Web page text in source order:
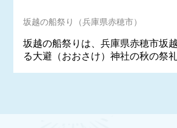
坂越の船祭り（兵庫県赤穂市）
坂越の船祭りは、兵庫県赤穂市坂
る大避（おおさけ）神社の秋の祭